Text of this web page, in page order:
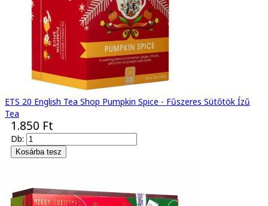
ETS 20 English Tea Shop Pumpkin Spice - Fűszeres Sütőtök Ízű
Tea
1.850 Ft
Db: